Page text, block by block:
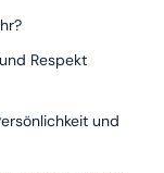
Respekt
und